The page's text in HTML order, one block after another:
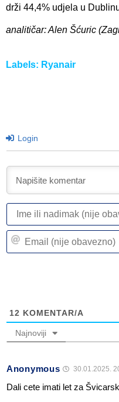
drži 44,4% udjela u
analitičar: Alen Šćuric
Labels: Ryanair
Login
12 KOMENTAR/A
Najnoviji
Anonymous 30.01.2025.
Dali cete imati let za